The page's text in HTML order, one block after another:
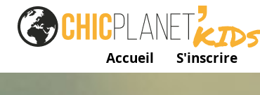
Accueil S'inscrire